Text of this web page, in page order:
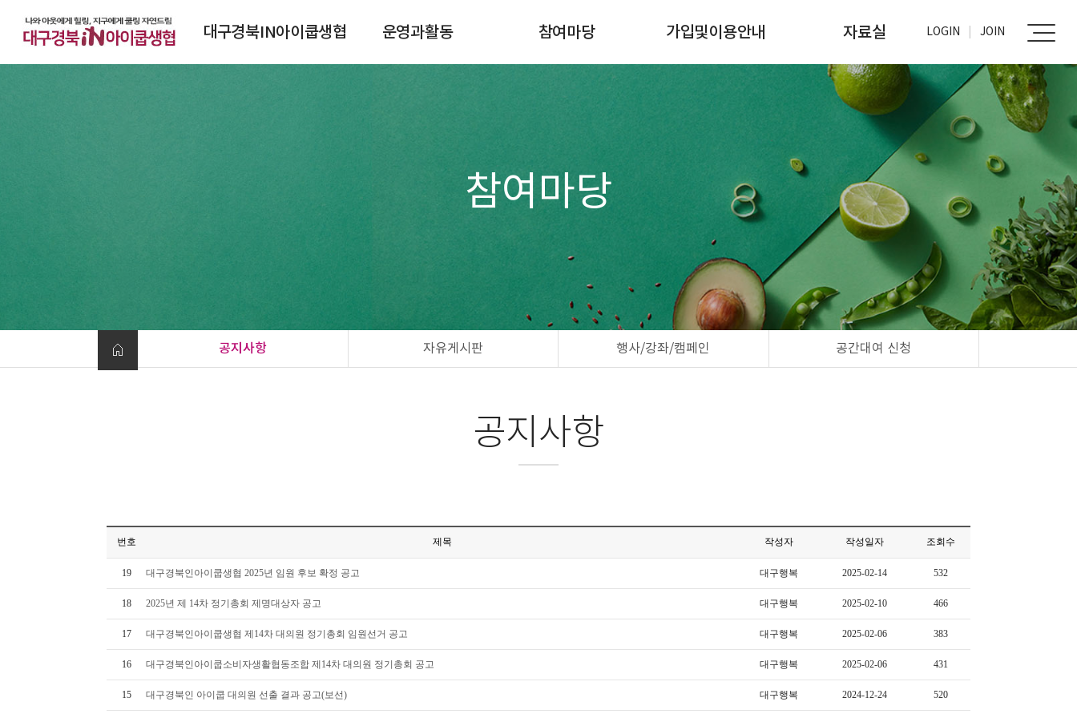
LOGIN JOIN
대구경북IN아이쿱생협 운영과활동
자연드림모임
참여마당 가입및이용안내
조합원 가입신청
자료실
사진자료실
문서자료실
참여마당
공지사항 자유게시판 행사/강좌/캠페인 공간대여 신청
공지사항
번호 제목 작성자 작성일자 조회수
19 대구경북인아이쿱생협 2025년 임원 후보 확정 공고 대구행복 2025-02-14 532
18 2025년 제 14차 정기총회 제명대상자 공고 대구행복 2025-02-10 466
17 대구경북인아이쿱생협 제14차 대의원 정기총회 임원선거 공고 대구행복 2025-02-06 383
16 대구경북인아이쿱소비자생활협동조합 제14차 대의원 정기총회 공고 대구행복 2025-02-06 431
15 대구경북인 아이쿱 대의원 선출 결과 공고(보선) 대구행복 2024-12-24 520